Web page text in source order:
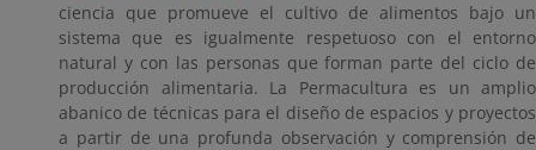
ciencia que promueve el cultivo de alimentos bajo un
sistema que es igualmente respetuoso con el entorno
natural y con las personas que forman parte del ciclo de
producción alimentaria. La Permacultura es un amplio
abanico de técnicas para el diseño de espacios y proyectos
a partir de una profunda observación y comprensión de